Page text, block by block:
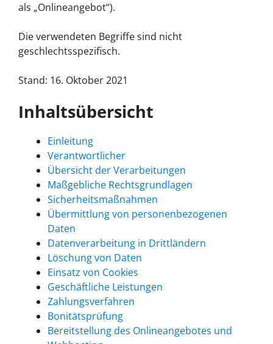
als „Onlineangebot“).
Die verwendeten Begriffe sind nicht
geschlechtsspezifisch.
Stand: 16. Oktober 2021
Inhaltsübersicht
Einleitung
Verantwortlicher
Übersicht der Verarbeitungen
Maßgebliche Rechtsgrundlagen
Sicherheitsmaßnahmen
Übermittlung von personenbezogenen
Daten
Datenverarbeitung in Drittländern
Löschung von Daten
Einsatz von Cookies
Geschäftliche Leistungen
Zahlungsverfahren
Bonitätsprüfung
Bereitstellung des Onlineangebotes und